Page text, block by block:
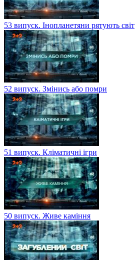
53 випуск. Інопланетяни рятують світ
52 випуск. Змінись або помри
51 випуск. Кліматичні ігри
50 випуск. Живе каміння